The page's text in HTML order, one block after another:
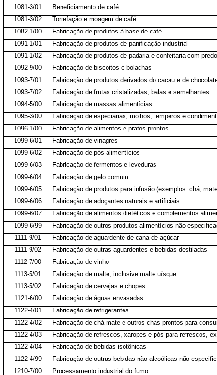
1081-3/01
Beneficiamento de café
1081-3/02
Torrefação e moagem de café
1082-1/00
Fabricação de produtos à base de café
1091-1/01
Fabricação de produtos de panificação industrial
1091-1/02
Fabricação de produtos de padaria e confeitaria com
1092-9/00
Fabricação de biscoitos e bolachas
1093-7/01
Fabricação de produtos derivados do cacau e de
1093-7/02
Fabricação de frutas cristalizadas, balas e semelhantes
1094-5/00
Fabricação de massas alimentícias
1095-3/00
Fabricação de especiarias, molhos, temperos e
1096-1/00
Fabricação de alimentos e pratos prontos
1099-6/01
Fabricação de vinagres
1099-6/02
Fabricação de pós-alimentícios
1099-6/03
Fabricação de fermentos e leveduras
1099-6/04
Fabricação de gelo comum
1099-6/05
Fabricação de produtos para infusão (exemplos: chá,
1099-6/06
Fabricação de adoçantes naturais e artificiais
1099-6/07
Fabricação de alimentos dietéticos e complementos
1099-6/99
Fabricação de outros produtos alimentícios não
1111-9/01
Fabricação de aguardente de cana-de-açúcar
1111-9/02
Fabricação de outras aguardentes e bebidas destiladas
1112-7/00
Fabricação de vinho
1113-5/01
Fabricação de malte, inclusive malte uísque
1113-5/02
Fabricação de cervejas e chopes
1121-6/00
Fabricação de águas envasadas
1122-4/01
Fabricação de refrigerantes
1122-4/02
Fabricação de chá mate e outros chás prontos para
1122-4/03
Fabricação de refrescos, xaropes e pós para refrescos,
1122-4/04
Fabricação de bebidas isotônicas
1122-4/99
Fabricação de outras bebidas não alcoólicas não
1210-7/00
Processamento industrial do fumo